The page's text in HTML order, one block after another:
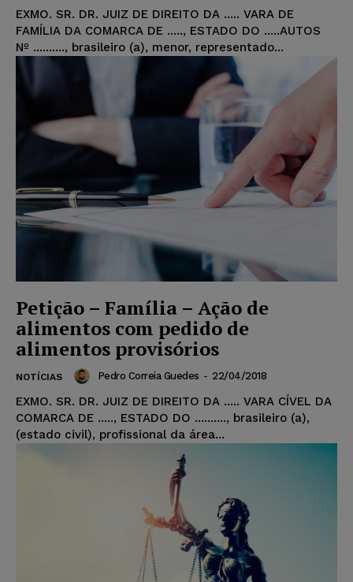
EXMO. SR. DR. JUIZ DE DIREITO DA ..... VARA DE
FAMÍLIA DA COMARCA DE ....., ESTADO DO .....AUTOS
Nº .........., brasileiro (a), menor, representado...
Petição – Família – Ação de
alimentos com pedido de
alimentos provisórios
NOTÍCIAS Pedro Correia Guedes - 22/04/2018
EXMO. SR. DR. JUIZ DE DIREITO DA ..... VARA CÍVEL DA
COMARCA DE ....., ESTADO DO .........., brasileiro (a),
(estado civil), profissional da área...